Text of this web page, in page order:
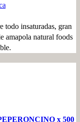
todo insaturadas, gran
amapola natural foods
x 500